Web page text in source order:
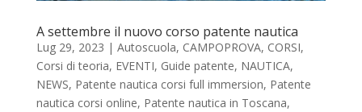
A settembre il nuovo corso patente nautica
Lug 29, 2023 | Autoscuola, CAMPOPROVA, CORSI,
Corsi di teoria, EVENTI, Guide patente, NAUTICA,
NEWS, Patente nautica corsi full immersion, Patente
nautica corsi online, Patente nautica in Toscana,